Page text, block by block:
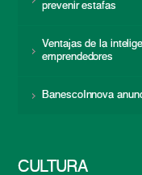
prevenir estafas
Ventajas de la
emprendedores
BanescoInnova
CULTURA